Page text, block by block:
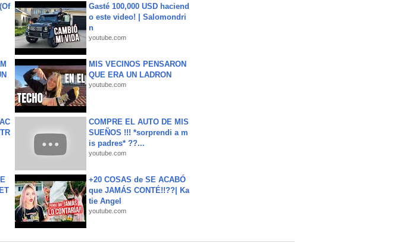
Gasté 100,000 USD haciend
o este video! | Salomondri
n
youtube.com
MIS VECINOS PENSARON
QUE ERA UN LADRON
youtube.com
COMPRE EL AUTO DE MIS
SUEÑOS !!! *sorprendi a m
is padres* ??...
youtube.com
+20 COSAS de SE ACABÓ
que JAMÁS CONTÉ!!??| Ka
tie Angel
youtube.com